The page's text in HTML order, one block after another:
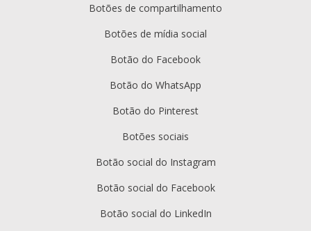
Botões de compartilhamento
Botões de mídia social
Botão do Facebook
Botão do WhatsApp
Botão do Pinterest
Botões sociais
Botão social do Instagram
Botão social do Facebook
Botão social do LinkedIn